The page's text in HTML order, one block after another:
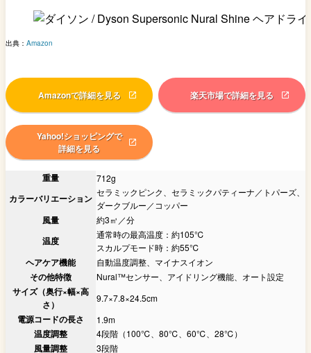
出典： Amazon
Amazonで詳細を見る 楽天市場で詳細を見る
Yahoo!ショッピングで
詳細を見る
重量 712g
カラーバリエーション
セラミックピンク、セラミックパティーナ／トパーズ、
ダークブルー／コッパー
風量 約3㎥／分
温度
通常時の最高温度：約105℃
スカルプモード時：約55℃
ヘアケア機能 自動温度調整、マイナスイオン
その他特徴 Nural™センサー、アイドリング機能、オート設定
サイズ（奥行×幅×高
さ）
9.7×7.8×24.5cm
電源コードの長さ 1.9m
温度調整 4段階（100℃、80℃、60℃、28℃）
風量調整 3段階